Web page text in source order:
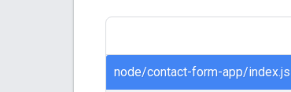
node/contact-form-app/index.js